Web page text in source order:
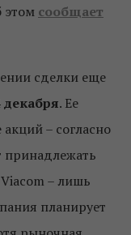
этом сообщает
сделки еще
декабря. Ее
– согласно
принадлежать
– лишь
планирует